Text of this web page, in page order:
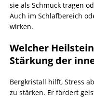
sie als Schmuck tragen
Auch im Schlafbereich
wirken.
Welcher
Stärkung der
Bergkristall hilft, Stress
zu stärken. Er fördert